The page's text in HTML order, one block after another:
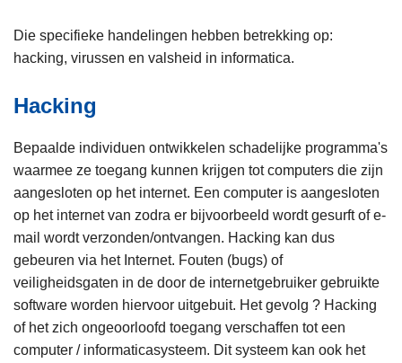
Die specifieke handelingen hebben betrekking op:
hacking, virussen en valsheid in informatica.
Hacking
Bepaalde individuen ontwikkelen schadelijke programma's
waarmee ze toegang kunnen krijgen tot computers die zijn
aangesloten op het internet. Een computer is aangesloten
op het internet van zodra er bijvoorbeeld wordt gesurft of e-
mail wordt verzonden/ontvangen. Hacking kan dus
gebeuren via het Internet. Fouten (bugs) of
veiligheidsgaten in de door de internetgebruiker gebruikte
software worden hiervoor uitgebuit. Het gevolg ? Hacking
of het zich ongeoorloofd toegang verschaffen tot een
computer / informaticasysteem. Dit systeem kan ook het